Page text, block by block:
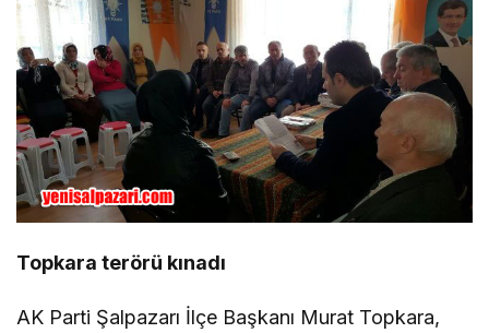
Topkara terörü kınadı
AK Parti Şalpazarı İlçe Başkanı Murat Topkara,